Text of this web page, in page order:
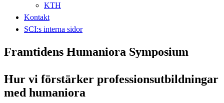
KTH
Kontakt
SCI:s interna sidor
Framtidens Humaniora Symposium
Hur vi förstärker professionsutbildningar
med humaniora